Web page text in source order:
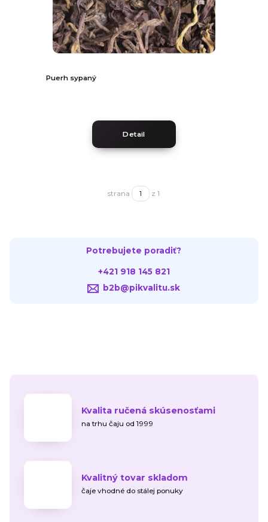
Puerh sypaný
Detail
strana z 1
Potrebujete poradiť?
+421 918 145 821
b2b@pikvalitu.sk
Kvalita ručená skúsenosťami
na trhu čaju od 1999
Kvalitný tovar skladom
čaje vhodné do stálej ponuky